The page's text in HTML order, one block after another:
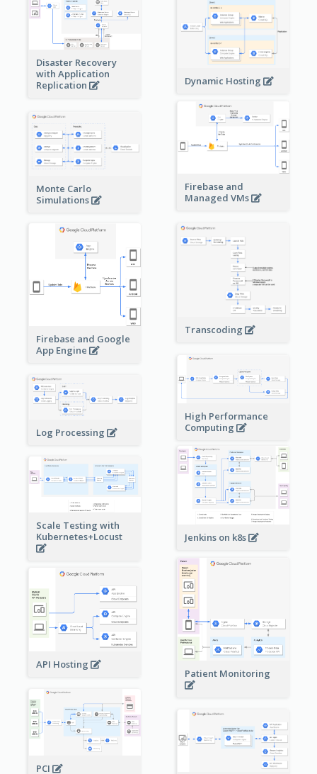
Disaster Recovery
with Application
Replication
Dynamic Hosting
Firebase and
Managed VMs
Monte Carlo
Simulations
Firebase and Google
App Engine
Transcoding
High Performance
Computing
Log Processing
Jenkins on k8s
Scale Testing with
Kubernetes+Locust
Patient Monitoring
API Hosting
PCI